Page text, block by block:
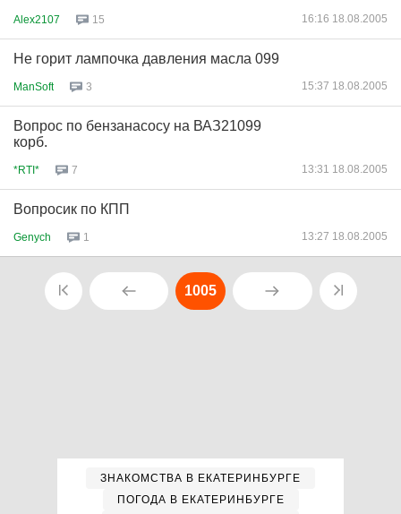
Alex2107 15 16:16 18.08.2005
Не горит лампочка давления масла 099
ManSoft 3 15:37 18.08.2005
Вопрос по бензанасосу на ВАЗ21099
корб.
*RTI* 7 13:31 18.08.2005
Вопросик по КПП
Genych 1 13:27 18.08.2005
1005
ЗНАКОМСТВА В ЕКАТЕРИНБУРГЕ
ПОГОДА В ЕКАТЕРИНБУРГЕ